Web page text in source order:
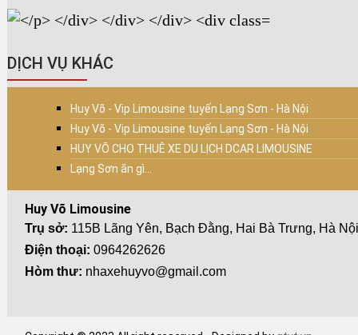
DỊCH VỤ KHÁC
Huy Võ - Vip Limousine tuyến Lạng Sơn - Hà Nội
Huy Võ - Vip Limousine tuyến Lạng Sơn - Hà Nội
HUY VÕ CHO THUÊ XE DU LỊCH DCAR LIMOUSINE
Lạng Sơn ăn gì...
Huy Võ Limousine
Trụ sở: 115B Lãng Yên, Bạch Đằng, Hai Bà Trưng, Hà Nội
Điện thoại: 0964262626
Hòm thư: nhaxehuyvo@gmail.com